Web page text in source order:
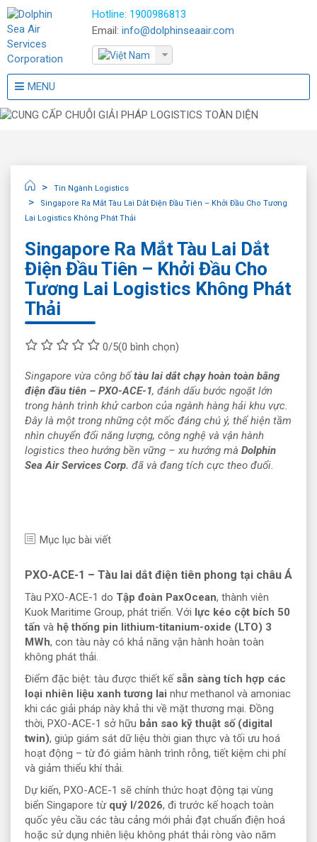
Hotline: 1900986813
Email: info@dolphinseaair.com
MENU
Tin Ngành Logistics
Singapore Ra Mắt Tàu Lai Dắt Điện Đầu Tiên – Khởi Đầu Cho Tương
Lai Logistics Không Phát Thải
Singapore Ra Mắt Tàu Lai Dắt
Điện Đầu Tiên – Khởi Đầu Cho
Tương Lai Logistics Không Phát
Thải
0/5(0 bình chọn)
Singapore vừa công bốtàu lai dắt chạy hoàn toàn bằng
điện đầu tiên – PXO-ACE-1, đánh dấu bước ngoặt lớn
trong hành trình khử carbon của ngành hàng hải khu vực.
Đây là một trong những cột mốc đáng chú ý, thể hiện tầm
nhìn chuyển đổi năng lượng, công nghệ và vận hành
logistics theo hướng bền vững – xu hướng mà Dolphin
Sea Air Services Corp. đã và đang tích cực theo đuổi.
Mục lục bài viết
PXO-ACE-1 – Tàu lai dắt điện tiên phong tại châu Á
Tàu PXO-ACE-1 do Tập đoàn PaxOcean, thành viên
Kuok Maritime Group, phát triển. Với lực kéo cột bích 50
tấn và hệ thống pin lithium-titanium-oxide (LTO) 3
MWh, con tàu này có khả năng vận hành hoàn toàn
không phát thải.
Điểm đặc biệt: tàu được thiết kế sẵn sàng tích hợp các
loại nhiên liệu xanh tương lai như methanol và amoniac
khi các giải pháp này khả thi về mặt thương mại. Đồng
thời, PXO-ACE-1 sở hữu bản sao kỹ thuật số (digital
twin), giúp giám sát dữ liệu thời gian thực và tối ưu hoá
hoạt động – từ đó giảm hành trình rỗng, tiết kiệm chi phí
và giảm thiểu khí thải.
Dự kiến, PXO-ACE-1 sẽ chính thức hoạt động tại vùng
biển Singapore từ quý I/2026, đi trước kế hoạch toàn
quốc yêu cầu các tàu cảng mới phải đạt chuẩn điện hoá
hoặc sử dụng nhiên liệu không phát thải ròng vào năm